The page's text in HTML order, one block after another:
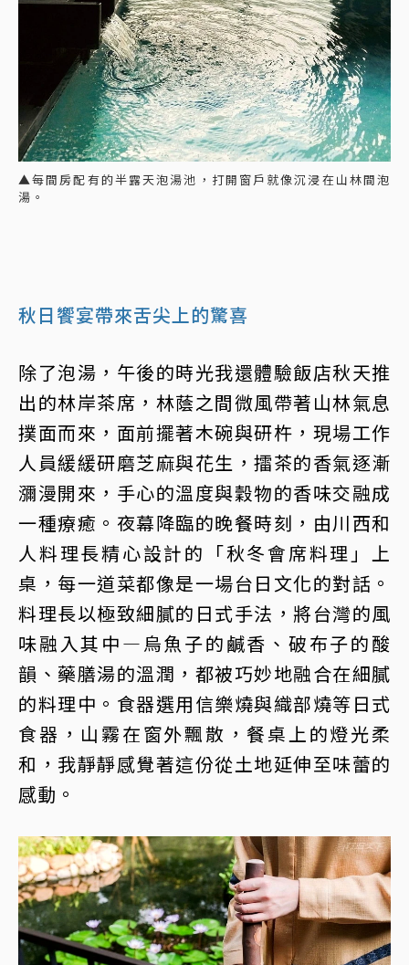
▲每間房配有的半露天泡湯池，打開窗戶就像沉浸在山林間泡
湯。
秋日饗宴帶來舌尖上的驚喜
除了泡湯，午後的時光我還體驗飯店秋天推
出的林岸茶席，林蔭之間微風帶著山林氣息
撲面而來，面前擺著木碗與研杵，現場工作
人員緩緩研磨芝麻與花生，擂茶的香氣逐漸
瀰漫開來，手心的溫度與穀物的香味交融成
一種療癒。夜幕降臨的晚餐時刻，由川西和
人料理長精心設計的「秋冬會席料理」上
桌，每一道菜都像是一場台日文化的對話。
料理長以極致細膩的日式手法，將台灣的風
味融入其中—烏魚子的鹹香、破布子的酸
韻、藥膳湯的溫潤，都被巧妙地融合在細膩
的料理中。食器選用信樂燒與織部燒等日式
食器，山霧在窗外飄散，餐桌上的燈光柔
和，我靜靜感覺著這份從土地延伸至味蕾的
感動。